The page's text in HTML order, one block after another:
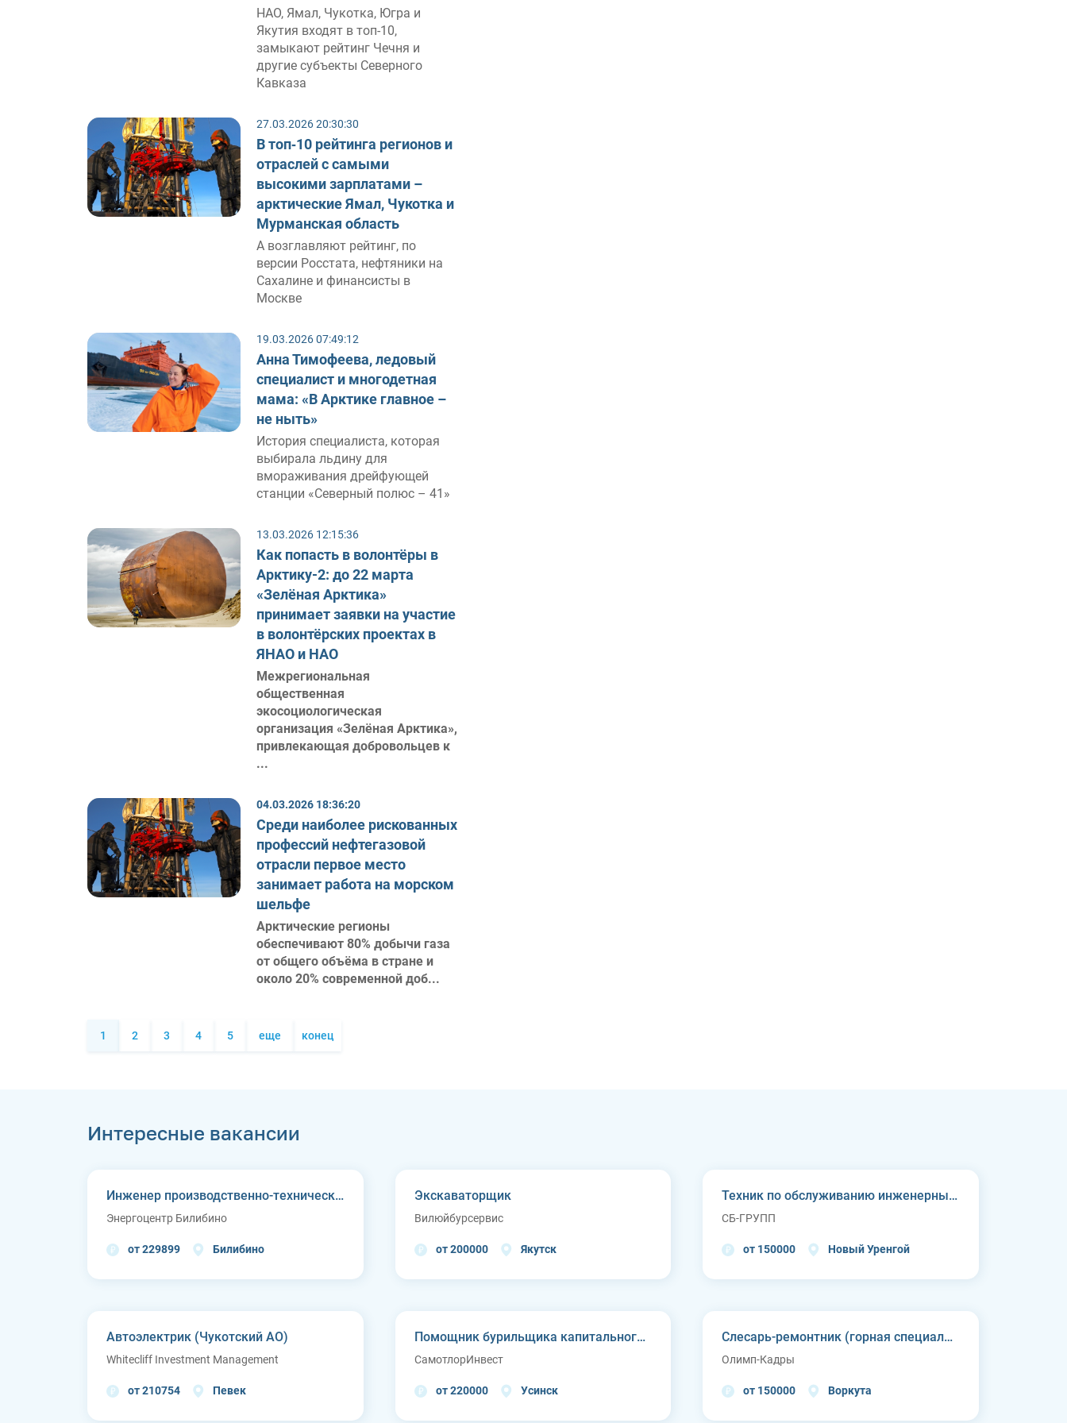
НАО, Ямал, Чукотка, Югра и
Якутия входят в топ-10,
замыкают рейтинг Чечня и
другие субъекты Северного
Кавказа
27.03.2026 20:30:30
В топ‑10 рейтинга регионов и
отраслей с самыми
высокими зарплатами –
арктические Ямал, Чукотка и
Мурманская область
А возглавляют рейтинг, по
версии Росстата, нефтяники на
Сахалине и финансисты в
Москве
19.03.2026 07:49:12
Анна Тимофеева, ледовый
специалист и многодетная
мама: «В Арктике главное –
не ныть»
История специалиста, которая
выбирала льдину для
вмораживания дрейфующей
станции «Северный полюс – 41»
13.03.2026 12:15:36
Как попасть в волонтёры в
Арктику-2: до 22 марта
«Зелёная Арктика»
принимает заявки на участие
в волонтёрских проектах в
ЯНАО и НАО
Межрегиональная
общественная
экосоциологическая
организация «Зелёная Арктика»,
привлекающая добровольцев к
...
04.03.2026 18:36:20
Среди наиболее рискованных
профессий нефтегазовой
отрасли первое место
занимает работа на морском
шельфе
Арктические регионы
обеспечивают 80% добычи газа
от общего объёма в стране и
около 20% современной доб...
1 2 3 4 5 еще конец
Интересные вакансии
Инженер производственно-технического отдела
Энергоцентр Билибино
от 229899 Билибино
Экскаваторщик
Вилюйбурсервис
от 200000 Якутск
Техник по обслуживанию инженерных систем
СБ-ГРУПП
от 150000 Новый Уренгой
Автоэлектрик (Чукотский АО)
Whitecliff Investment Management
от 210754 Певек
Помощник бурильщика капитального ремонта скважин (КРС)
СамотлорИнвест
от 220000 Усинск
Слесарь-ремонтник (горная специальная техника)
Олимп-Кадры
от 150000 Воркута